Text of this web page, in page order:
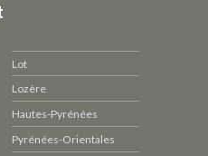
Lot
Lozère
Hautes-Pyrénées
Pyrénées-Orientales